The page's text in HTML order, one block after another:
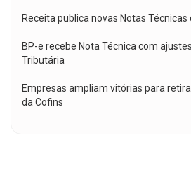
Receita publica novas Notas Técnicas
BP-e recebe Nota Técnica com
Tributária
Empresas ampliam vitórias para
da Cofins